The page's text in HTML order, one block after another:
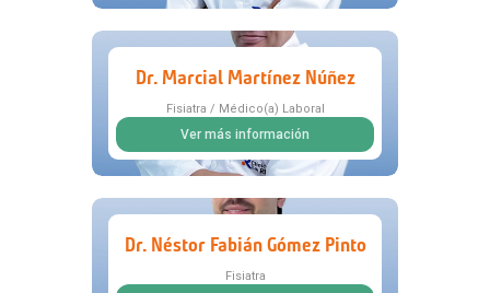
Dr. Marcial Martínez Núñez
Fisiatra / Médico(a) Laboral
Ver más información
Dr. Néstor Fabián Gómez Pinto
Fisiatra